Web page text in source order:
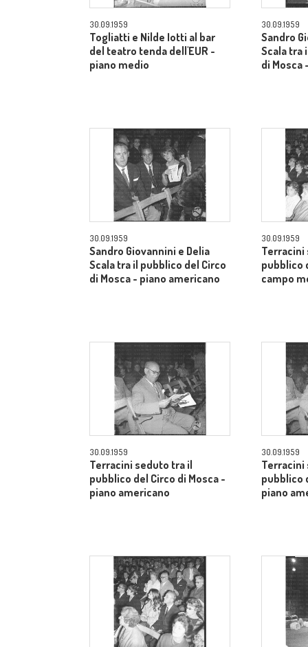
30.09.1959
Togliatti e Nilde Iotti al bar
del teatro tenda dell'EUR -
piano medio
30.09.1959
Sandro
Scala tra
di Mosca
30.09.1959
Sandro Giovannini e Delia
Scala tra il pubblico del Circo
di Mosca - piano americano
30.09.1959
Terracini
pubblico
campo
30.09.1959
Terracini seduto tra il
pubblico del Circo di Mosca -
piano americano
30.09.1959
Terracini
pubblico
piano